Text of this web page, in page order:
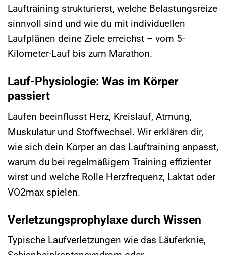
Lauftraining strukturierst, welche Belastungsreize
sinnvoll sind und wie du mit individuellen
Laufplänen deine Ziele erreichst – vom 5-
Kilometer-Lauf bis zum Marathon.
Lauf-Physiologie: Was im Körper
passiert
Laufen beeinflusst Herz, Kreislauf, Atmung,
Muskulatur und Stoffwechsel. Wir erklären dir,
wie sich dein Körper an das Lauftraining anpasst,
warum du bei regelmäßigem Training effizienter
wirst und welche Rolle Herzfrequenz, Laktat oder
VO2max spielen.
Verletzungsprophylaxe durch Wissen
Typische Laufverletzungen wie das Läuferknie,